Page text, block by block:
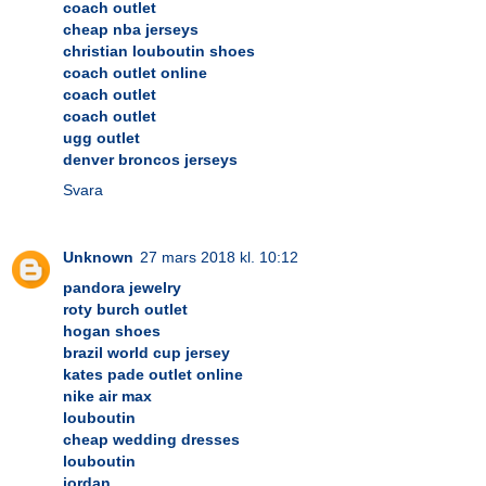
coach outlet
cheap nba jerseys
christian louboutin shoes
coach outlet online
coach outlet
coach outlet
ugg outlet
denver broncos jerseys
Svara
Unknown 27 mars 2018 kl. 10:12
pandora jewelry
roty burch outlet
hogan shoes
brazil world cup jersey
kates pade outlet online
nike air max
louboutin
cheap wedding dresses
louboutin